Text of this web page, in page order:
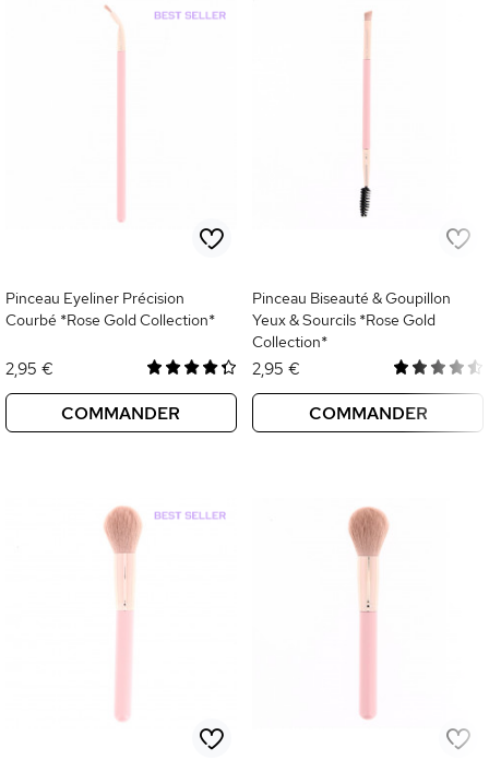
Pinceau Eyeliner Précision
Courbé *Rose Gold Collection*
2,95 €
COMMANDER
Pinceau Biseauté & Goupillon
Yeux & Sourcils *Rose Gold
Collection*
2,95 €
COMMANDER